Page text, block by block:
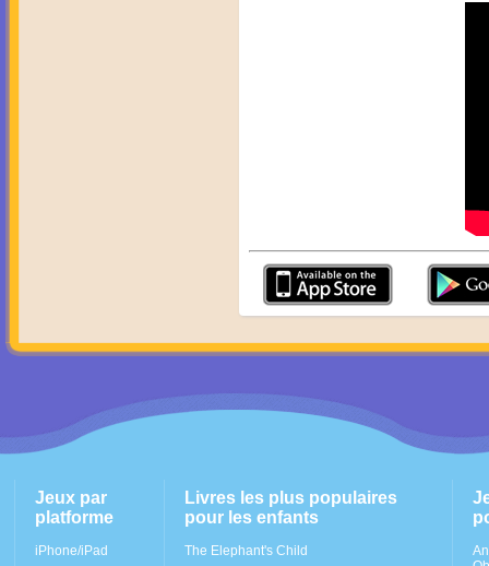
Jeux par
platforme
iPhone/iPad
Livres les plus populaires
pour les enfants
The Elephant's Child